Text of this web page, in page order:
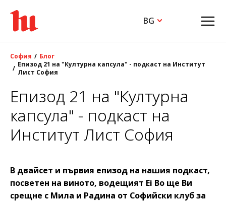
BG
София
Блог
Епизод 21 на "Културна капсула" - подкаст на Институт
Лист София
Епизод 21 на "Културна
капсула" - подкаст на
Институт Лист София
В двайсет и първия епизод на нашия подкаст,
посветен на виното, водещият Ei Bo ще Ви
срещне с Мила и Радина от Софийски клуб за